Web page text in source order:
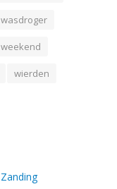
wasdroger
weekend
wierden